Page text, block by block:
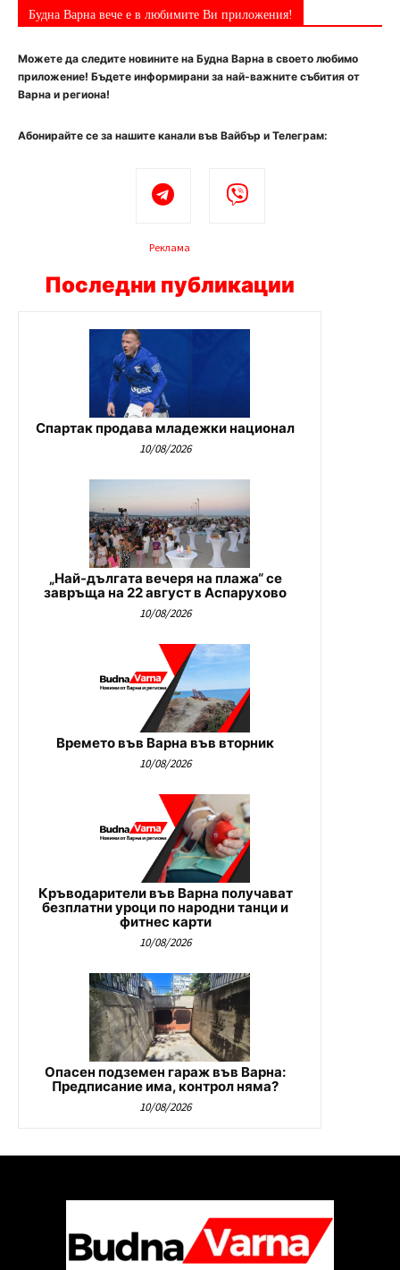
Будна Варна вече е в любимите Ви приложения!
Можете да следите новините на Будна Варна в своето любимо
приложение! Бъдете информирани за най-важните събития от
Варна и региона!
Абонирайте се за нашите канали във Вайбър и Телеграм:
Реклама
Последни публикации
Спартак продава младежки национал
10/08/2026
„Най-дългата вечеря на плажа“ се
завръща на 22 август в Аспарухово
10/08/2026
Времето във Варна във вторник
10/08/2026
Кръводарители във Варна получават
безплатни уроци по народни танци и
фитнес карти
10/08/2026
Опасен подземен гараж във Варна:
Предписание има, контрол няма?
10/08/2026